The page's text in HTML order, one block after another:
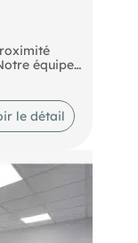
équipes
(A) Route
le détail